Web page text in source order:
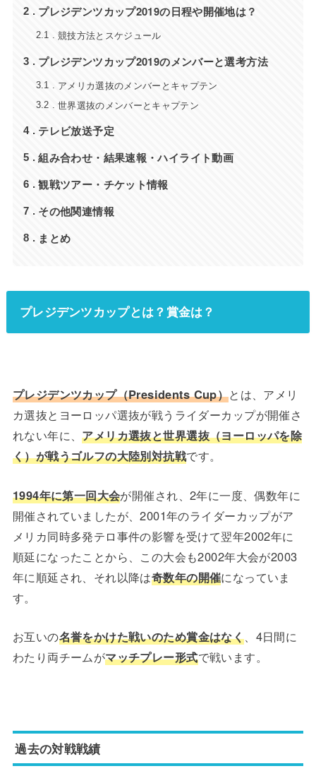
2 プレジデンツカップ2019の日程や開催地は？
2.1 競技方法とスケジュール
3 プレジデンツカップ2019のメンバーと選考方法
3.1 アメリカ選抜のメンバーとキャプテン
3.2 世界選抜のメンバーとキャプテン
4 テレビ放送予定
5 組み合わせ・結果速報・ハイライト動画
6 観戦ツアー・チケット情報
7 その他関連情報
8 まとめ
プレジデンツカップとは？賞金は？
プレジデンツカップ（Presidents Cup）とは、アメリ
カ選抜とヨーロッパ選抜が戦うライダーカップが開催さ
れない年に、アメリカ選抜と世界選抜（ヨーロッパを除
く）が戦うゴルフの大陸別対抗戦です。
1994年に第一回大会が開催され、2年に一度、偶数年に
開催されていましたが、2001年のライダーカップがア
メリカ同時多発テロ事件の影響を受けて翌年2002年に
順延になったことから、この大会も2002年大会が2003
年に順延され、それ以降は奇数年の開催になっていま
す。
お互いの名誉をかけた戦いのため賞金はなく、4日間に
わたり両チームがマッチプレー形式で戦います。
過去の対戦戦績